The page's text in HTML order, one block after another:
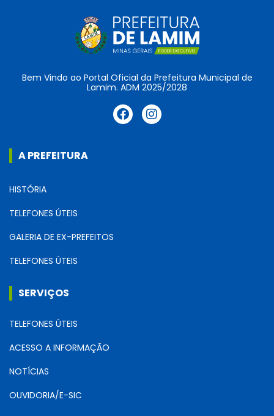
Bem Vindo ao Portal Oficial da Prefeitura Municipal de
Lamim. ADM 2025/2028
A PREFEITURA
HISTÓRIA
TELEFONES ÚTEIS
GALERIA DE EX-PREFEITOS
TELEFONES ÚTEIS
SERVIÇOS
TELEFONES ÚTEIS
ACESSO A INFORMAÇÃO
NOTÍCIAS
OUVIDORIA/E-SIC